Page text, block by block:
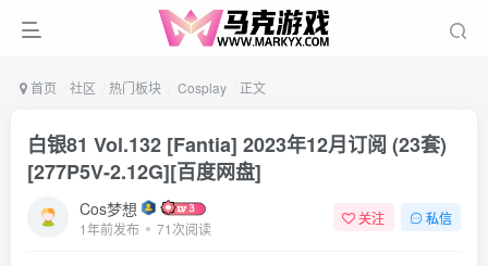
首页 社区 热门板块 Cosplay 正文
白银81 Vol.132 [Fantia] 2023年12月订阅 (23套)
[277P5V-2.12G][百度网盘]
Cos梦想
1年前发布 71次阅读
关注 私信